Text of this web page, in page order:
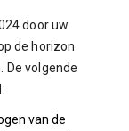
door uw
de horizon
De volgende
van de